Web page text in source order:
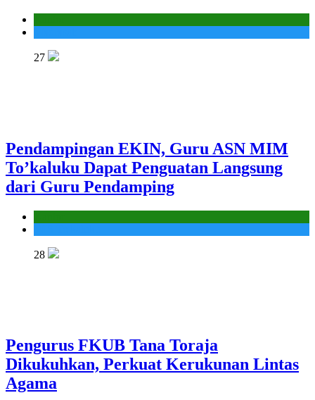
27
Pendampingan EKIN, Guru ASN MIM
To’kaluku Dapat Penguatan Langsung
dari Guru Pendamping
28
Pengurus FKUB Tana Toraja
Dikukuhkan, Perkuat Kerukunan Lintas
Agama